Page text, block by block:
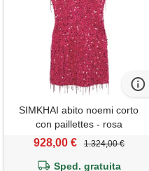
SIMKHAI abito noemi corto
con paillettes - rosa
928,00 € 1.324,00 €
Sped. gratuita